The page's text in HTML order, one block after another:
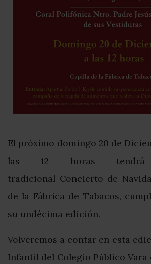
El próximo domingo 20 de
las 12 horas
tradicional Concierto de
de la Fábrica de Tabacos,
su undécima edición.
Volveremos a contar en esta
Infantil del Colegio Público Vara